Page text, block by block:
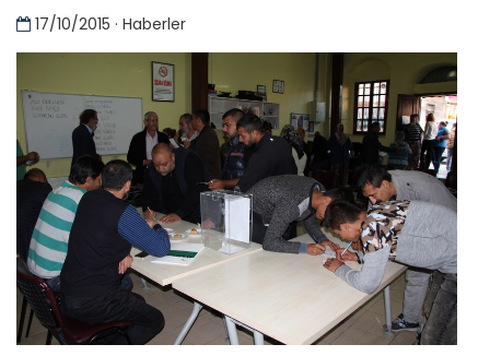
17/10/2015 · Haberler